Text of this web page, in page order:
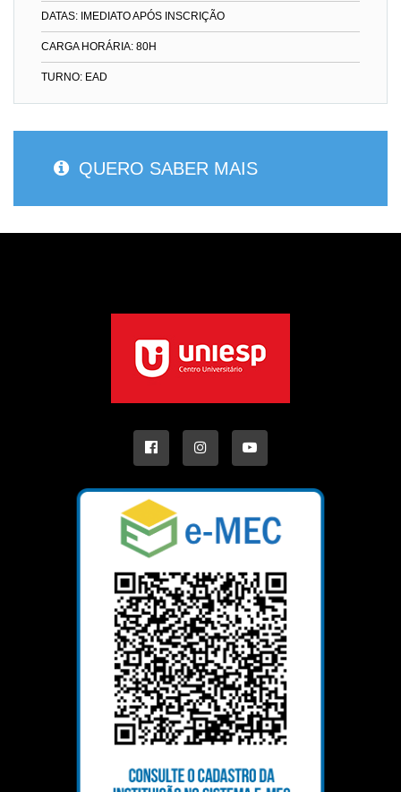
DATAS: IMEDIATO APÓS INSCRIÇÃO
CARGA HORÁRIA: 80H
TURNO: EAD
QUERO SABER MAIS